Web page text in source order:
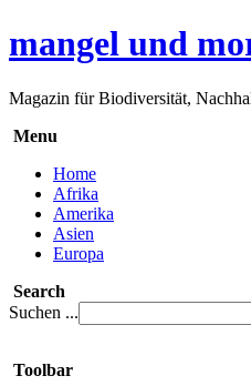
mangel und
Magazin für Biodiversität,
Menu
Home
Afrika
Amerika
Asien
Europa
Search
Suchen ...
Toolbar